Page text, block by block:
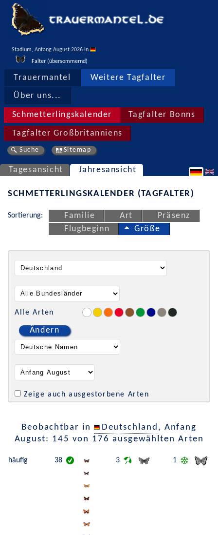
Stadium, Anfang August 2026 in
Falter (übersommernd)
Trauermantel Weitere Tagfalter
Über uns...
Schmetterlingskalender Tagfalter Bonns
Tagfalter Großbritanniens
Suche Sitemap
Tagesansicht Jahresansicht
SCHMETTERLINGSKALENDER (TAGFALTER)
Sortierung: Familie Art
Präsenz
Flugbeginn
Größe
Alle Arten
Ändern
Zeige auch ausgestorbene Arten
Beobachtbar in Deutschland , Anfang
August: 145 von 176 ausgewählten Arten
häufig 38 3 1